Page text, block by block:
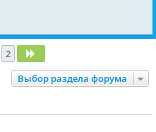
2
Выбор раздела форума